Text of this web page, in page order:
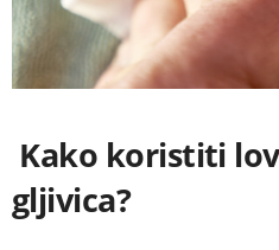
Kako koristiti
gljivica?